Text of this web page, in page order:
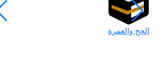
الحج والعمرة